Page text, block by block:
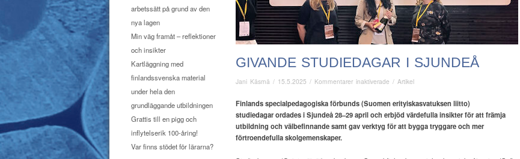
arbetssätt på grund av den
nya lagen
Min väg framåt – reflektioner
och insikter
Kartläggning med
finlandssvenska material
under hela den
grundläggande utbildningen
Grattis till en pigg och
inflytelserik 100-åring!
Var finns stödet för lärarna?
GIVANDE STUDIEDAGAR I SJUNDEÅ
Jani Käsmä / 15.5.2025 / Kommentarer inaktiverade för
studiedagar
i
Sjundeå
/ Artikel
Finlands specialpedagogiska förbunds (Suomen erityiskasvatuksen liitto)
studiedagarordades i Sjundeå 28–29 april och erbjöd värdefulla insikter för att främja
utbildning och välbefinnande samt gav verktyg för att bygga tryggareoch mer
förtroendefulla skolgemenskaper.